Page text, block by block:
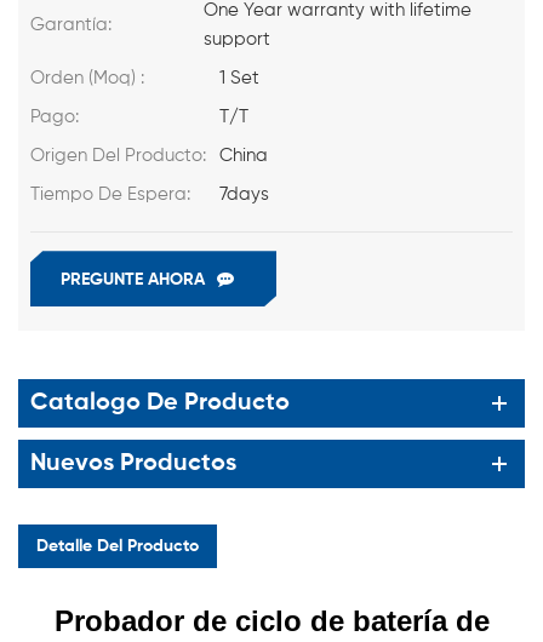
Garantía:
One Year warranty with lifetime
support
Orden (Moq) : 1 Set
Pago: T/T
Origen Del Producto: China
Tiempo De Espera: 7days
PREGUNTE AHORA
Catalogo De Producto
Nuevos Productos
Detalle Del Producto
Probador de ciclo de batería de